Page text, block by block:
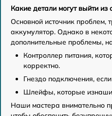
Какие детали могут выйти из
Основной источник проблем,
аккумулятор. Однако в
дополнительные проблемы,
Контроллер питания,
корректно.
Гнездо подключения,
Шлейфы, которые
Наши мастера внимательно